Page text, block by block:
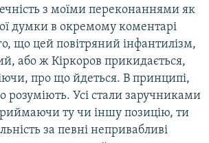
з моїми переконаннями як
думки в окремому коментарі
що цей повітряний інфантилізм,
або ж Кіркоров прикидається,
про що йдеться. В принципі,
розуміють. Усі стали заручниками
ту чи іншу позицію, ти
за певні непривабливі